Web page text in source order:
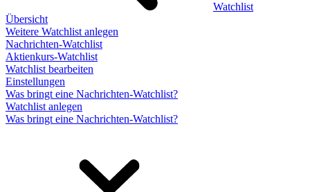
Watchlist
Übersicht
Weitere Watchlist anlegen
Nachrichten-Watchlist
Aktienkurs-Watchlist
Watchlist bearbeiten
Einstellungen
Was bringt eine Nachrichten-Watchlist?
Watchlist anlegen
Was bringt eine Nachrichten-Watchlist?